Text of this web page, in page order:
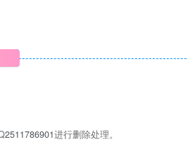
2511786901进行删除处理。